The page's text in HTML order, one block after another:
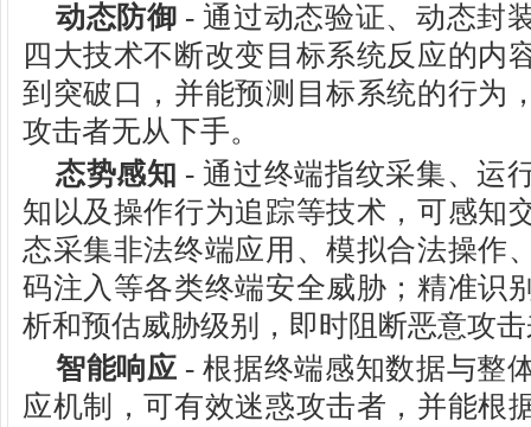
动态防御 - 通过动态验证、动态封
四大技术不断改变目标系统反应的内
到突破口，并能预测目标系统的行为
攻击者无从下手。
态势感知 - 通过终端指纹采集、运
知以及操作行为追踪等技术，可感知
态采集非法终端应用、模拟合法操作
码注入等各类终端安全威胁；精准识
析和预估威胁级别，即时阻断恶意攻
智能响应 - 根据终端感知数据与整
应机制，可有效迷惑攻击者，并能根